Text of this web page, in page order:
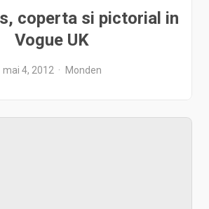
coperta si pictorial in
Vogue UK
mai 4, 2012 Monden